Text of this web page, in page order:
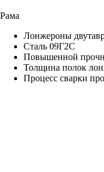
Рама
Лонжероны
Сталь 09Г2С
Повышенной
Толщина полок
Процесс сварки